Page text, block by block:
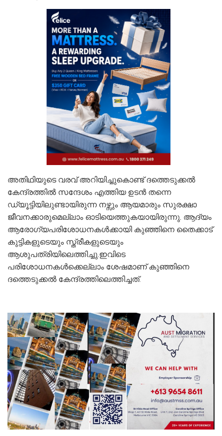
അതിഥിയുടെ വരവ് അറിയിച്ചുകൊണ്ട് ദത്തെടുക്കൽ
കേന്ദ്രത്തിൽ സന്ദേശം എത്തിയ ഉടൻ തന്നെ
ഡ്യൂട്ടിയിലുണ്ടായിരുന്ന നഴ്സും ആയമാരും സുരക്ഷാ
ജീവനക്കാരുമെല്ലാം ഓടിയെത്തുകയായിരുന്നു. ആദ്യം
ആരോഗ്യപരിശോധനകള്‍ക്കായി കുഞ്ഞിനെ തൈക്കാട്
കുട്ടികളുടെയും സ്ത്രീകളുടെയും
ആശുപത്രിയിലെത്തിച്ചു.ഇവിടെ
പരിശോധനകള്‍ക്കെല്ലാം ശേഷമാണ് കുഞ്ഞിനെ
ദത്തെടുക്കല്‍ കേന്ദ്രത്തിലെത്തിച്ചത്.